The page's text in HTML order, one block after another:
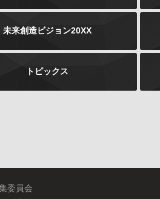
サイトには、外
ます。このよう
個人情報の取り
ねますのでご注
独自に個人情報
な場合のお客様
申し出は書面に
未来創造ビジョン20XX
トピックス
委員会